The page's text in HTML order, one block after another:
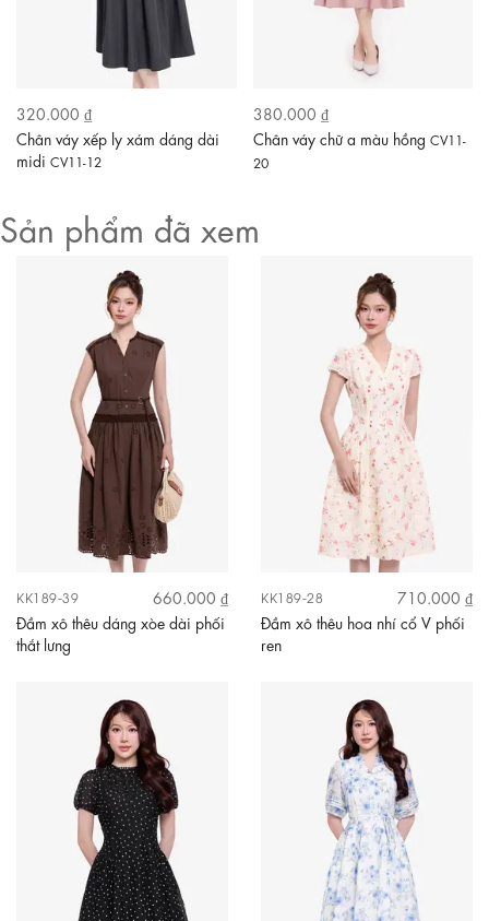
320.000 ₫
Chân váy xếp ly xám dáng dài
midi CV11-12
380.000 ₫
Chân váy chữ a màu hồng CV11-
20
Sản phẩm đã xem
KK189-39
660.000 ₫
Đầm xô thêu dáng xòe dài phối
thắt lưng
KK189-28
710.000 ₫
Đầm xô thêu hoa nhí cổ V phối
ren